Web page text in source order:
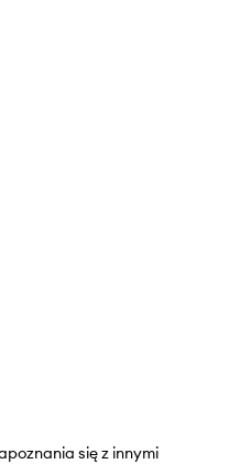
się z innymi